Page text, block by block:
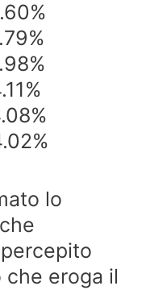
lo
eroga il